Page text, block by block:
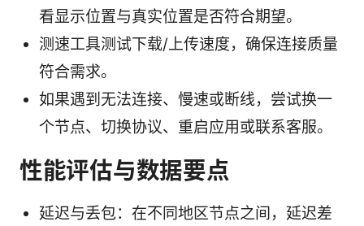
看显示位置与真实位置是否符合期望。
测速工具测试下载/上传速度，确保连接质量
符合需求。
如果遇到无法连接、慢速或断线，尝试换一
个节点、切换协议、重启应用或联系客服。
性能评估与数据要点
延迟与丢包：在不同地区节点之间，延迟差